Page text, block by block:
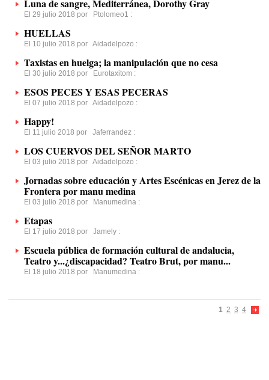
Luna de sangre, Mediterránea, Dorothy Gray
El 29 julio 2018 por Ptolomeo1 :
HUELLAS
El 10 julio 2018 por Aidadelpozo :
Taxistas en huelga; la manipulación que no cesa
El 30 julio 2018 por Eurotaxitom :
ESOS PECES Y ESAS PECERAS
El 07 julio 2018 por Aidadelpozo :
Happy!
El 11 julio 2018 por Jaferrandez :
LOS CUERVOS DEL SEÑOR MARTO
El 03 julio 2018 por Aidadelpozo :
Jornadas sobre educación y Artes Escénicas en Jerez de la
Frontera por manu medina
El 03 julio 2018 por Manumedina :
Etapas
El 17 julio 2018 por Jamely :
Escuela pública de formación cultural de andalucia,
Teatro y...¿discapacidad? Teatro Brut, por manu...
El 18 julio 2018 por Manumedina :
1 2 3 4